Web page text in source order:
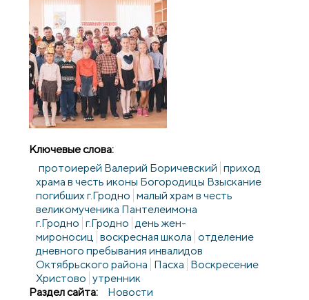
Ключевые слова:
протоиерей Валерий Боричевский приход
храма в честь иконы Богородицы Взыскание
погибших г.Гродно малый храм в честь
великомученика Пантелеимона
г.Гродно г.Гродно день жен-
мироносиц воскресная школа отделение
дневного пребывания инвалидов
Октябрьского района Пасха Воскресение
Христово утренник
Раздел сайта:
Новости